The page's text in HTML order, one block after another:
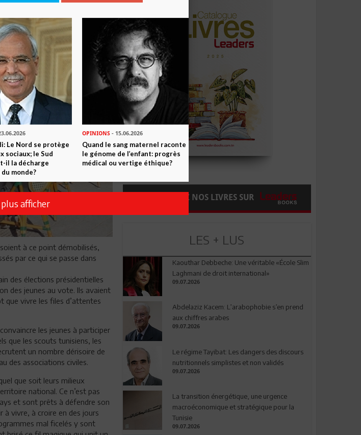
à ce point démobilisés,
par ce qui se passe dans
des élections présidentielles
des jeunes au vote. Ils avaient
que vivre les files d’attentes
les jeunes à participer
que les scouts tunisiens, les
un nombre dérisoire de
des associations civiles.
que soit leurs milieux
national. Ce n’est pas
et sont prêts à défendre son
à vivre, à croire en des jours
mal ficelés y sont
COMMANDEZ NOS LIVRES SUR
LES + LUS
Kaouthar Debbeche: Une véritable «École Slim
Laghmani de droit international»
09.07.2026
Abdelaziz Kacem: L’arabophobie s’en prend
aux chiffres arabes
09.07.2026
Le régime Tayibat: Les dangers des discours
nutritionnels simplistes et non validés
09.07.2026
La transition énergétique, une urgence
macroéconomique et stratégique pour la
Tunisie
09.07.2026
Le Nord se protège
sociaux; le Sud
il la décharge
monde?
OPINIONS- 15.06.2026
Quand le sang maternel raconte
le génome de l’enfant: progrès
médical ou vertige éthique?
afficher